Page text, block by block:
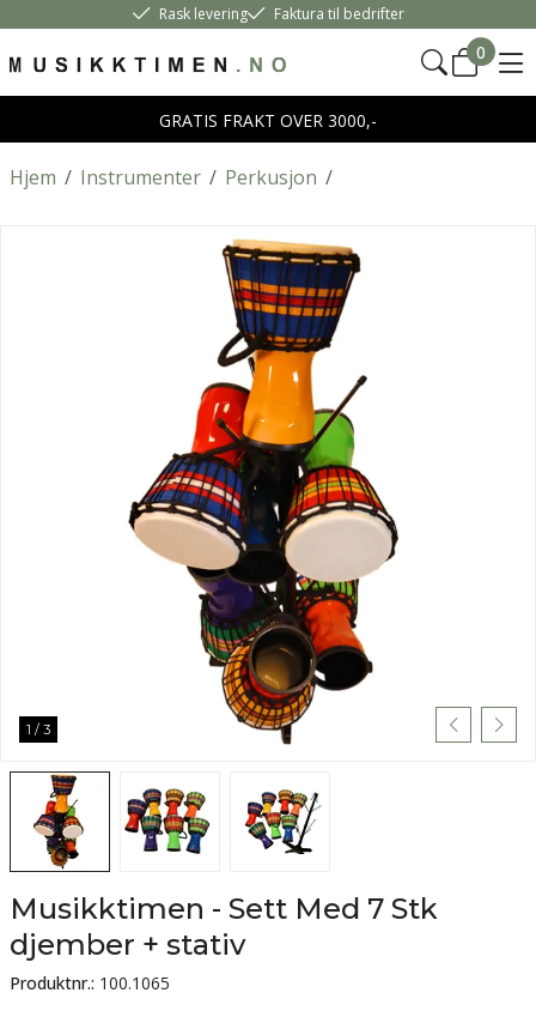
Rask levering Faktura til bedrifter
0
GRATIS FRAKT OVER 3000,-
/
Hjem /
Instrumenter /
Perkusjon
1 / 3
Musikktimen - Sett Med 7 Stk
djember + stativ
Produktnr.: 100.1065